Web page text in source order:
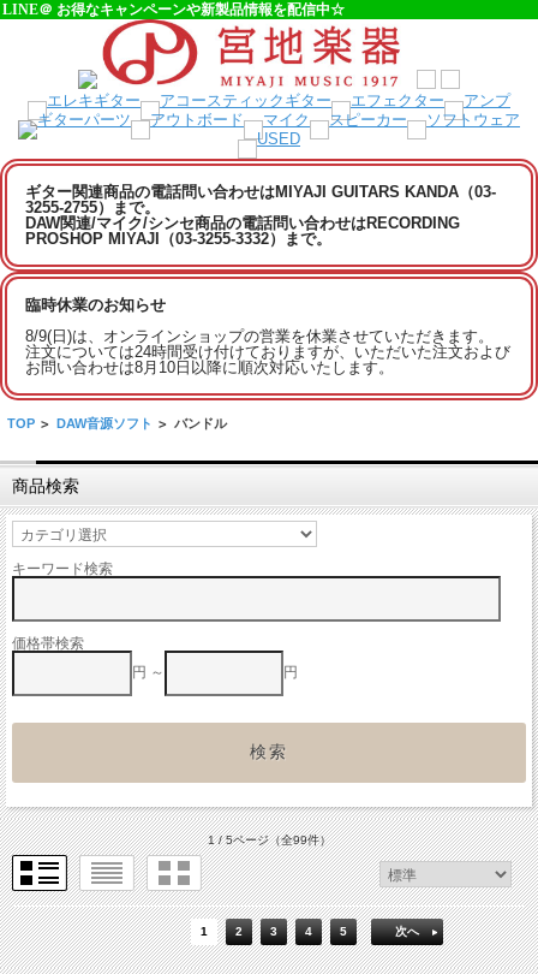
LINE＠ お得なキャンペーンや新製品情報を配信中☆
ギター関連商品の電話問い合わせはMIYAJI GUITARS KANDA（03-
3255-2755）まで。
DAW関連/マイク/シンセ商品の電話問い合わせはRECORDING
PROSHOP MIYAJI（03-3255-3332）まで。
臨時休業のお知らせ
8/9(日)は、オンラインショップの営業を休業させていただきます。
注文については24時間受け付けておりますが、いただいた注文および
お問い合わせは8月10日以降に順次対応いたします。
TOP > DAW音源ソフト > バンドル
商品検索
キーワード検索
価格帯検索
円 ～
円
1 / 5ページ（全99件）
1 2 3 4 5 次へ